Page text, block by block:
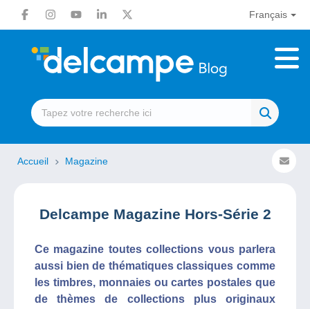
Français
Accueil Magazine
Delcampe Magazine Hors-Série 2
Ce magazine toutes collections vous parlera
aussi bien de thématiques classiques comme
les timbres, monnaies ou cartes postales que
de thèmes de collections plus originaux